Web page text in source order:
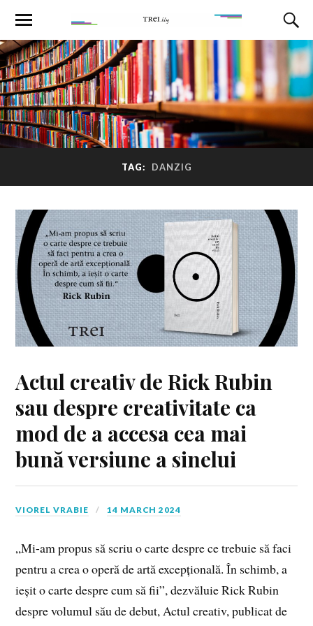
TAG: DANZIG
Actul creativ de Rick Rubin
sau despre creativitate ca
mod de a accesa cea mai
bună versiune a sinelui
VIOREL VRABIE 14 MARCH 2024
„Mi-am propus să scriu o carte despre ce trebuie să faci
pentru a crea o operă de artă excepțională. În schimb, a
ieșit o carte despre cum să fii”, dezvăluie Rick Rubin
despre volumul său de debut, Actul creativ, publicat de